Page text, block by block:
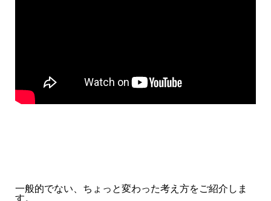
一般的でない、ちょっと変わった考え方をご紹介しま
す。